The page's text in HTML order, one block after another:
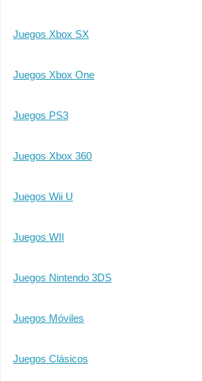
Juegos Xbox SX
Juegos Xbox One
Juegos PS3
Juegos Xbox 360
Juegos Wii U
Juegos WII
Juegos Nintendo 3DS
Juegos Móviles
Juegos Clásicos